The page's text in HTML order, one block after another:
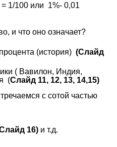
100 или 1%- 0,01
и что оно означает?
(история) (Слайд
( Вавилон, Индия,
(Слайд 11, 12, 13, 14,15)
с сотой частью
16) и т.д.